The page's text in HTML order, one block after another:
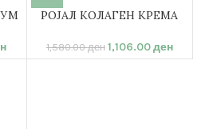
РОЈАЛ КОЛАГЕН КРЕМА
1,580.00ден 1,106.00ден